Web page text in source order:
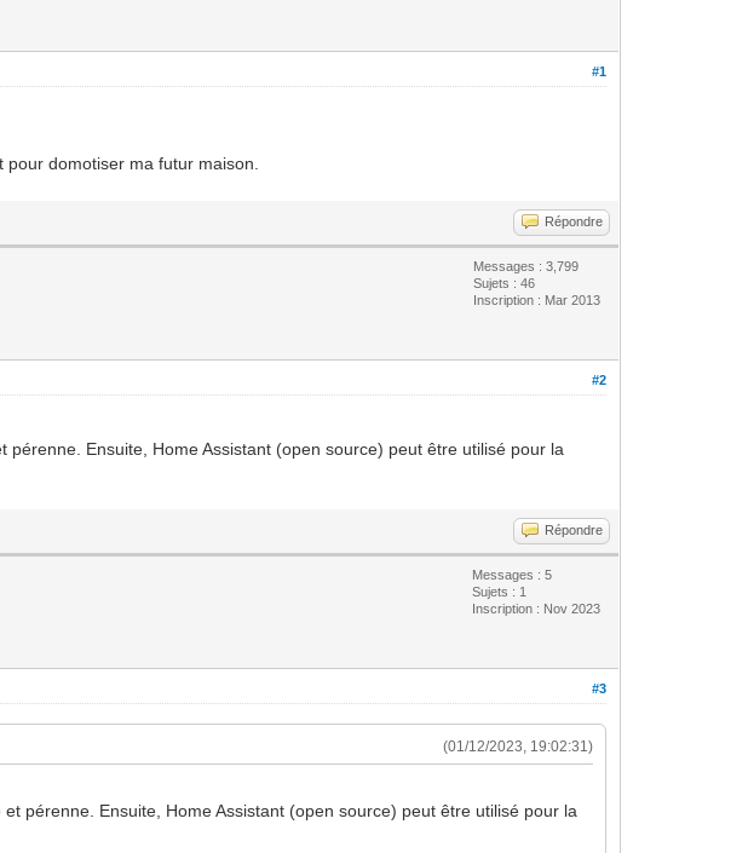
#1
domotiser ma futur maison.
Répondre
Messages : 3,799
Sujets : 46
Inscription : Mar 2013
#2
Ensuite, Home Assistant (open source) peut être utilisé pour la
Répondre
Messages : 5
Sujets : 1
Inscription : Nov 2023
#3
(01/12/2023, 19:02:31)
pérenne. Ensuite, Home Assistant (open source) peut être utilisé pour la